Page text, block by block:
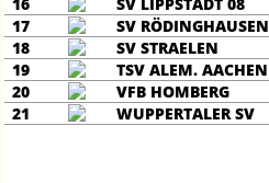
17
SV RÖDINGHAUSEN
18
SV STRAELEN
19
TSV ALEM. AACHEN
20
VFB HOMBERG
21
WUPPERTALER SV